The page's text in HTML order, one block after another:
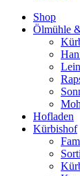
Shop
Ölmühle
Hofladen
Kürbishof